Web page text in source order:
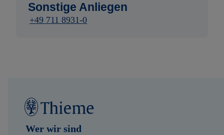
Sonstige Anliegen
+49 711 8931-0
Wer wir sind